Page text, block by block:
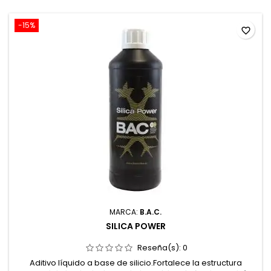
-15%
MARCA: B.A.C.
SILICA POWER
Reseña(s): 0
Aditivo líquido a base de silicio.Fortalece la estructura
favorite_border